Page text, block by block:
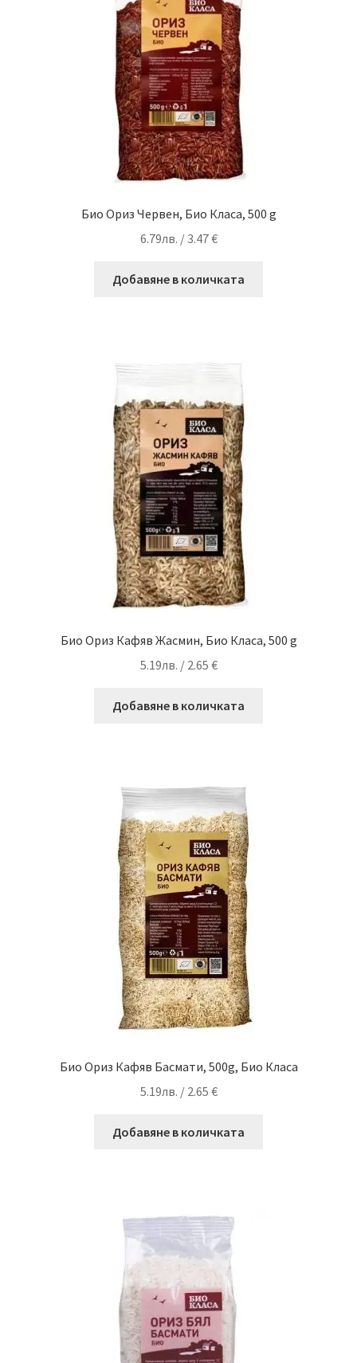
Био Ориз Червен, Био Класа, 500 g
6.79лв. / 3.47 €
Добавяне в количката
Био Ориз Кафяв Жасмин, Био Класа, 500 g
5.19лв. / 2.65 €
Добавяне в количката
Био Ориз Кафяв Басмати, 500g, Био Класа
5.19лв. / 2.65 €
Добавяне в количката